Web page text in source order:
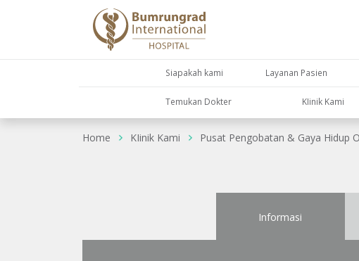
Siapakah kami Layanan Pasien
Temukan Dokter KIinik Kami
Home KIinik Kami Pusat Pengobatan & Gaya Hidup
Informasi